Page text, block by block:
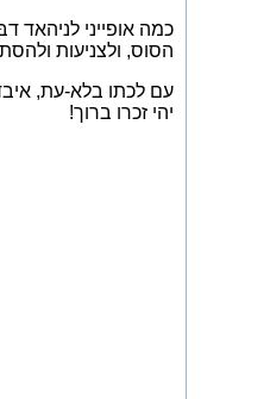
כמה אופייני לניהאד
הסוס, ולצניעות
עם לכתו בלא-עת,
יהי זכרו ברוך!